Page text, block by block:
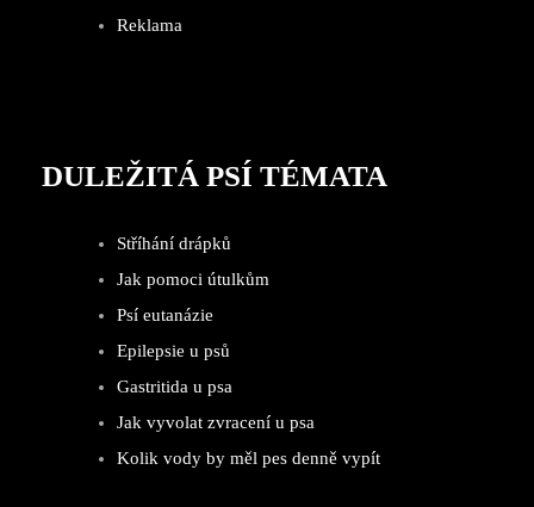
Reklama
DULEŽITÁ PSÍ TÉMATA
Stříhání drápků
Jak pomoci útulkům
Psí eutanázie
Epilepsie u psů
Gastritida u psa
Jak vyvolat zvracení u psa
Kolik vody by měl pes denně vypít